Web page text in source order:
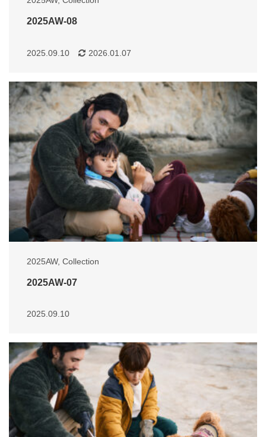
2025AW-08
2025.09.10 2026.01.07
2025AW, Collection
2025AW-07
2025.09.10